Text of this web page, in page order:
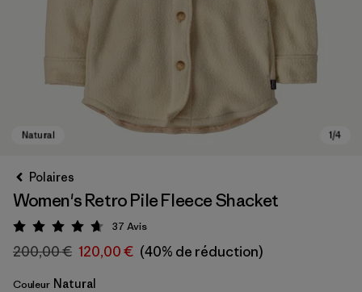
Polaires
Women's Retro Pile Fleece Shacket
Évaluation: 4.7 / 5
37 Avis
200,00 € 120,00 € (40% de réduction)
Couleur Natural